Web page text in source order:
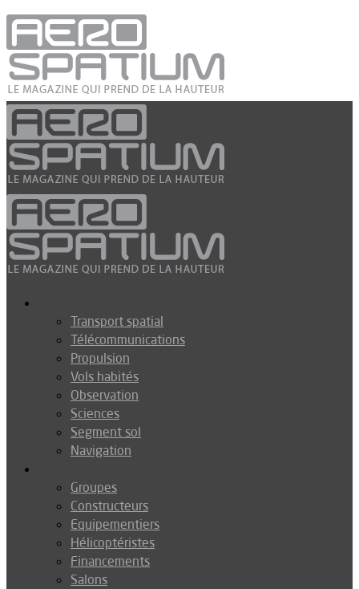
Transport spatial
Télécommunications
Propulsion
Vols habités
Observation
Sciences
Segment sol
Navigation
Groupes
Constructeurs
Equipementiers
Hélicoptéristes
Financements
Salons